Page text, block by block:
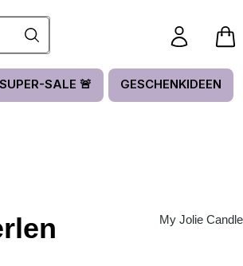
SALE 🚨 GESCHENKIDEEN
My Jolie Candle